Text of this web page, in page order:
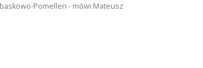
Pomellen - mówi Mateusz